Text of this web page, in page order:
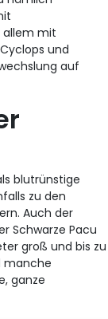
allem mit
und
auf
blutrünstige
zu den
Auch der
Schwarze Pacu
groß und bis zu
manche
ganze